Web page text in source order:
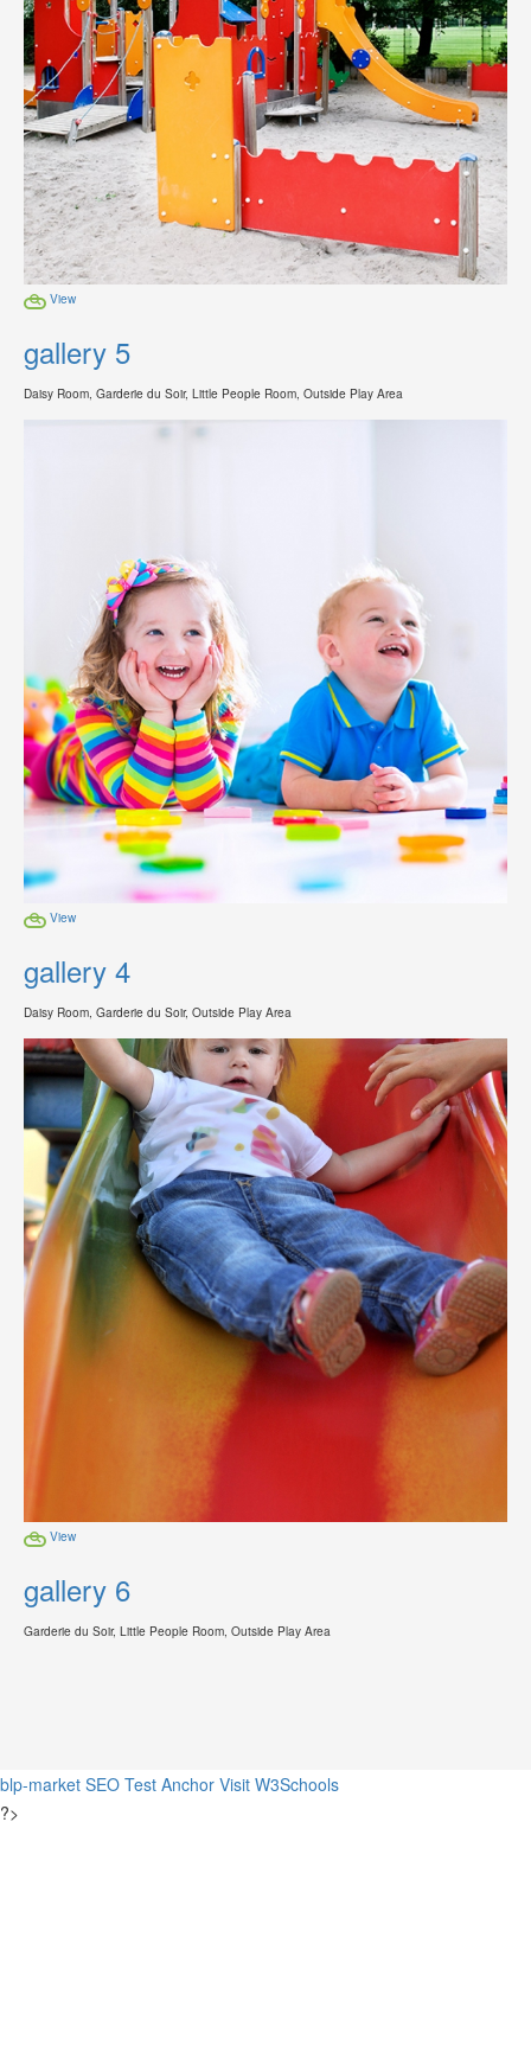
View
gallery 5
Daisy Room, Garderie du Soir, Little People Room, Outside Play Area
View
gallery 4
Daisy Room, Garderie du Soir, Outside Play Area
View
gallery 6
Garderie du Soir, Little People Room, Outside Play Area
blp-market SEO Test Anchor Visit W3Schools
?>